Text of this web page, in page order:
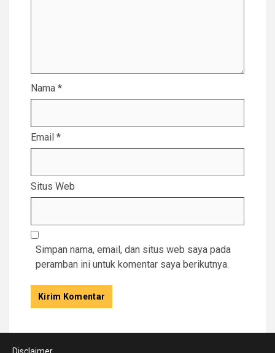
Nama *
Email *
Situs Web
Simpan nama, email, dan situs web saya pada
peramban ini untuk komentar saya berikutnya.